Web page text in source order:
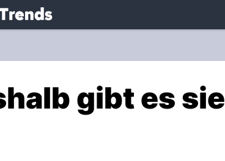
gibt es sie